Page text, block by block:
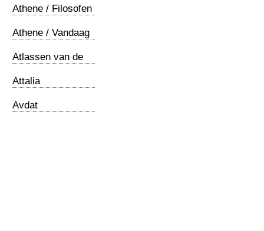
Athene / Filosofen
Athene / Vandaag
Atlassen van de
Attalia
Avdat